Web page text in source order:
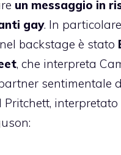
un messaggio in
gay. In
backstage è stato
, che interpreta
sentimentale
interpretato